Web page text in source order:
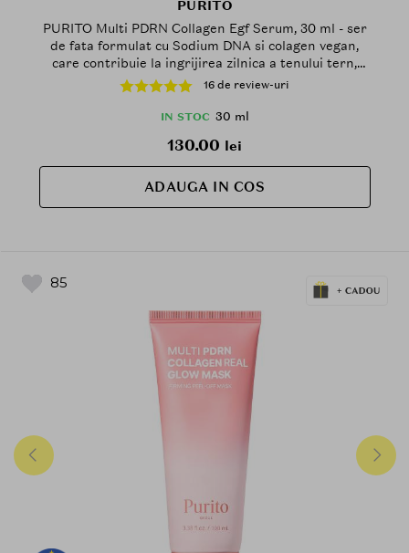
PURITO
PURITO Multi PDRN Collagen Egf Serum, 30 ml - ser
de fata formulat cu Sodium DNA si colagen vegan,
care contribuie la ingrijirea zilnica a tenului tern,
aspru sau predispus la imperfectiuni
16 de review-uri
IN STOC 30 ml
130.00 lei
ADAUGA IN COS
85